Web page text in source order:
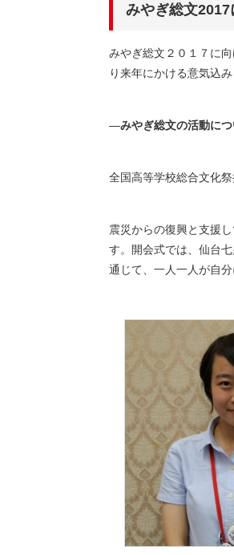
みやぎ総文2017
みやぎ総文２０１７に
り来年にかける意気込み
―みやぎ総文の活動につ
全国高等学校総合文
震災からの復興と支援
す。開会式では、仙台
通じて、一人一人が自